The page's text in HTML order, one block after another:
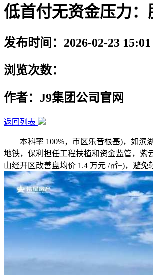
低首付无资金压力：
发布时间：2026-02-23 15:01
浏览次数：
作者：J9集团公司官网
返回列表
本科率 100%，市区乐音根基)，如滨湖
地铁，保利担任工程扶植和资金监管，紫
山经开区改善盘均价 1.4 万元 /㎡+)，避免